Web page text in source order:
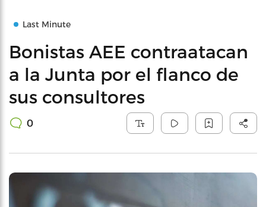
Last Minute
Bonistas AEE contraatacan
a la Junta por el flanco de
sus consultores
0